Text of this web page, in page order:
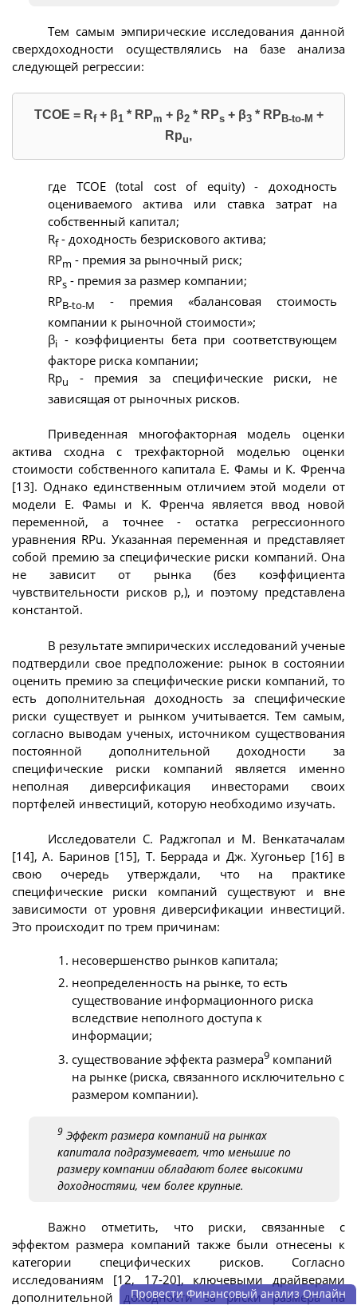
Тем самым эмпирические исследования данной
сверхдоходности осуществлялись на базе анализа
следующей регрессии:
TCOE = Rf+ β1 * RPm + β2* RPs+ β3* RP B-to-M +
Rpu,
где TCOE (total cost of equity) - доходность
оцениваемого актива или ставка затрат на
собственный капитал;
Rf- доходность безрискового актива;
RPm - премия за рыночный риск;
RPs - премия за размер компании;
RPB-to-M
- премия «балансовая стоимость
компании к рыночной стоимости»;
βi - коэффициенты бета при соответствующем
факторе риска компании;
Rpu
- премия за специфические риски, не
зависящая от рыночных рисков.
Приведенная многофакторная модель оценки
актива сходна с трехфакторной моделью оценки
стоимости собственного капитала Е. Фамы и К. Френча
[13]. Однако единственным отличием этой модели от
модели Е. Фамы и К. Френча является ввод новой
переменной, а точнее - остатка регрессионного
уравнения RPu. Указанная переменная и представляет
собой премию за специфические риски компаний. Она
не зависит от рынка (без коэффициента
чувствительности рисков р,), и поэтому представлена
константой.
В результате эмпирических исследований ученые
подтвердили свое предположение: рынок в состоянии
оценить премию за специфические риски компаний, то
есть дополнительная доходность за специфические
риски существует и рынком учитывается. Тем самым,
согласно выводам ученых, источником существования
постоянной дополнительной доходности за
специфические риски компаний является именно
неполная диверсификация инвесторами своих
портфелей инвестиций, которую необходимо изучать.
Исследователи С. Раджгопал и М. Венкатачалам
[14], А. Баринов [15], Т. Беррада и Дж. Хугоньер [16] в
свою очередь утверждали, что на практике
специфические риски компаний существуют и вне
зависимости от уровня диверсификации инвестиций.
Это происходит по трем причинам:
несовершенство рынков капитала;
неопределенность на рынке, то есть
существование информационного риска
вследствие неполного доступа к
информации;
существование эффекта размера9 компаний
на рынке (риска, связанного исключительно с
размером компании).
9 Эффект размера компаний на рынках
капитала подразумевает, что меньшие по
размеру компании обладают более высокими
доходностями, чем более крупные.
Важно отметить, что риски, связанные с
эффектом размера компаний также были отнесены к
категории специфических рисков. Согласно
исследованиям [12, 17-20], ключевыми драйверами
дополнительной доходности за риски размера на
Провести Финансовый анализ Онлайн